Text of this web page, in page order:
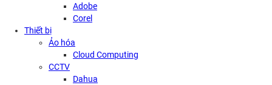
Adobe
Corel
Thiết bị
Ảo hóa
Cloud Computing
CCTV
Dahua